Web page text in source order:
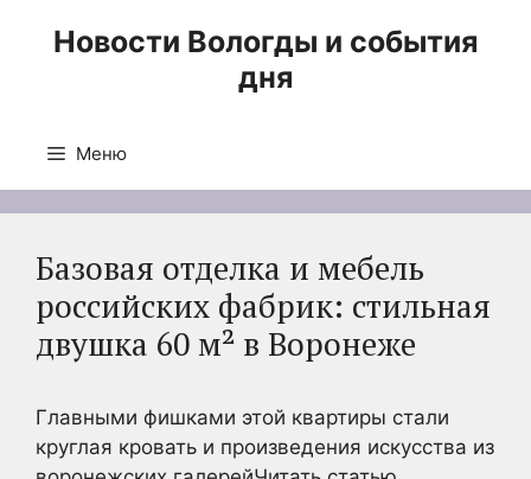
Новости Вологды и события
дня
Меню
Базовая отделка и мебель
российских фабрик: стильная
двушка 60 м² в Воронеже
Главными фишками этой квартиры стали
круглая кровать и произведения искусства из